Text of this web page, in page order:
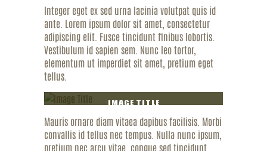
Integer eget ex sed urna lacinia volutpat quis id
ante. Lorem ipsum dolor sit amet, consectetur
adipiscing elit. Fusce tincidunt finibus lobortis.
Vestibulum id sapien sem. Nunc leo tortor,
elementum ut imperdiet sit amet, pretium eget
tellus.
IMAGE TITLE
Mauris ornare diam vitaea dapibus facilisis. Morbi
convallis id tellus nec tempus. Nulla nunc ipsum,
pretium nec arcu vitae, congue sed tincidunt